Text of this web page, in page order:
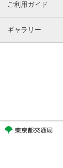
ご利用ガイド
ギャラリー